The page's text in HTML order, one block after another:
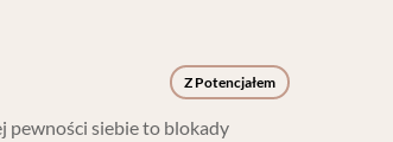
Z Potencjałem
pewności siebie to blokady